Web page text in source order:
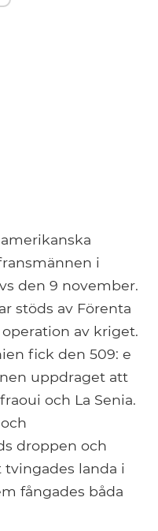
i
den 9 november.
stöds av Förenta
av kriget.
fick den 509: e
uppdraget att
och La Senia.
droppen och
landa i
fångades båda